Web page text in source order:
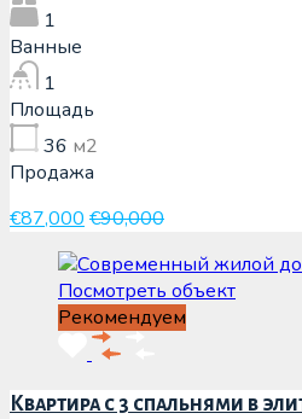
1
Ванные
1
Площадь
36 м2
Продажа
€87,000€90,000
Посмотреть объект
Рекомендуем
Квартира с 3 спальнями в